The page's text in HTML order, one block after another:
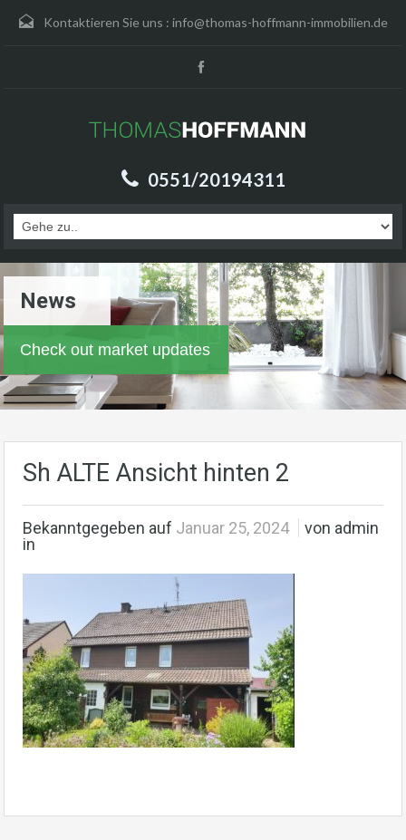
Kontaktieren Sie uns : info@thomas-hoffmann-immobilien.de
0551/20194311
News
Check out market updates
Sh ALTE Ansicht hinten 2
Bekanntgegeben auf Januar 25, 2024
von admin
in